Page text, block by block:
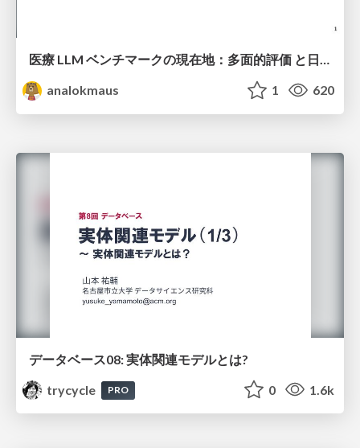
医療 LLM ベンチマークの現在地：多面的評価 と日本ローカライズ
analokmaus
1 620
データベース08: 実体関連モデルとは?
trycycle
PRO 0 1.6k